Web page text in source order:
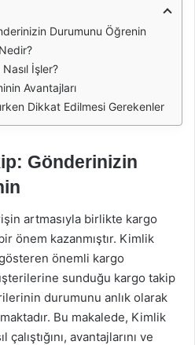
Durumunu Öğrenin
İşler?
Avantajları
Dikkat Edilmesi Gerekenler
Gönderinizin
artmasıyla birlikte kargo
önem kazanmıştır. Kimlik
önemli kargo
sunduğu kargo takip
durumunu anlık olarak
Bu makalede, Kimlik
avantajlarını ve